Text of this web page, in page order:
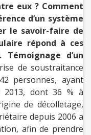
eux ? Comment
d’un système
le savoir-faire de
répond à ces
d’un
de soustraitance
personnes, ayant
2013, dont 36 % à
de décolletage,
depuis 2006 a
afin de prendre